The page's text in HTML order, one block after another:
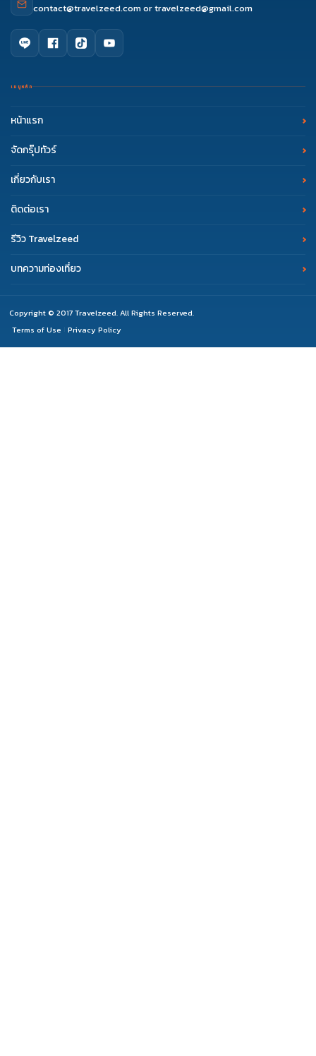
contact@travelzeed.comortravelzeed@gmail.com
เมนูหลัก
หน้าแรก
จัดกรุ๊ปทัวร์
เกี่ยวกับเรา
ติดต่อเรา
รีวิว Travelzeed
บทความท่องเที่ยว
Copyright © 2017 Travelzeed. All Rights Reserved.
Terms of Use
Privacy Policy